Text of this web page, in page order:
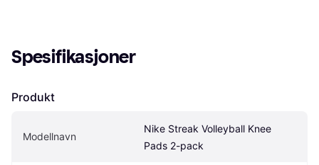
Spesifikasjoner
Produkt
Modellnavn
Nike Streak Volleyball Knee
Pads 2-pack